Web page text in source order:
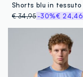
€ 34,95-30%€ 24,46